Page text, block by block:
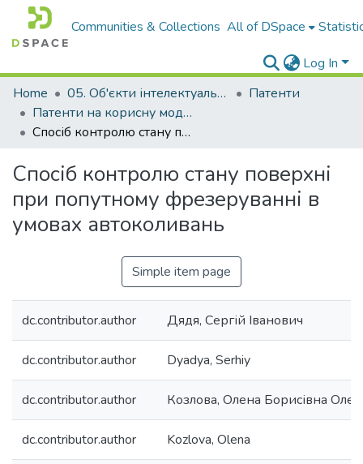
Communities & Collections All of DSpace
Log In
Home
05. Об'єкти інтелектуальної власності
Патенти
Патенти на корисну модель
Спосіб контролю стану поверхні при попутному фрезеруванні в умовах автоколивань
Спосіб контролю стану поверхні
при попутному фрезеруванні в
умовах автоколивань
Simple item page
dc.contributor.author Дядя, Сергій Іванович
dc.contributor.author Dyadya, Serhiy
dc.contributor.author Козлова, Олена Борисівна
dc.contributor.author Kozlova, Olena